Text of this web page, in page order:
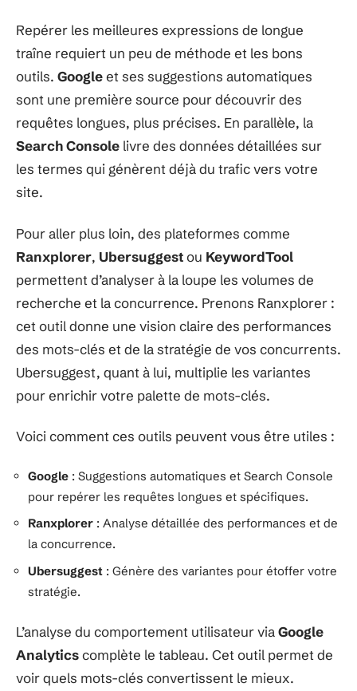
Repérer les meilleures expressions de longue
traîne requiert un peu de méthode et les bons
outils. Googleet ses suggestions automatiques
sont une première source pour découvrir des
requêtes longues, plus précises. En parallèle, la
Search Console livre des données détaillées sur
les termes qui génèrent déjà du trafic vers votre
site.
Pour aller plus loin, des plateformes comme
Ranxplorer, Ubersuggestou KeywordTool
permettent d’analyser à la loupe les volumes de
recherche et la concurrence. Prenons Ranxplorer :
cet outil donne une vision claire des performances
des mots-clés et de la stratégie de vos concurrents.
Ubersuggest, quant à lui, multiplie les variantes
pour enrichir votre palette de mots-clés.
Voici comment ces outils peuvent vous être utiles :
Google : Suggestions automatiques et Search Console
pour repérer les requêtes longues et spécifiques.
Ranxplorer : Analyse détaillée des performances et de
la concurrence.
Ubersuggest : Génère des variantes pour étoffer votre
stratégie.
L’analyse du comportement utilisateur viaGoogle
Analyticscomplète le tableau. Cet outil permet de
voir quels mots-clés convertissent le mieux.